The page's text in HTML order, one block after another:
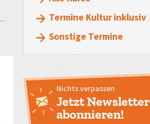
Termine Kultur inklusiv
Sonstige Termine
Nichts verpassen
Jetzt Newsletter
abonnieren!